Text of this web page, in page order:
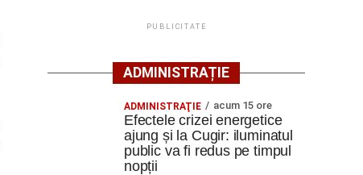
PUBLICITATE
ADMINISTRAȚIE
ADMINISTRAŢIE acum 15 ore
Efectele crizei energetice
ajung și la Cugir: iluminatul
public va fi redus pe timpul
nopții